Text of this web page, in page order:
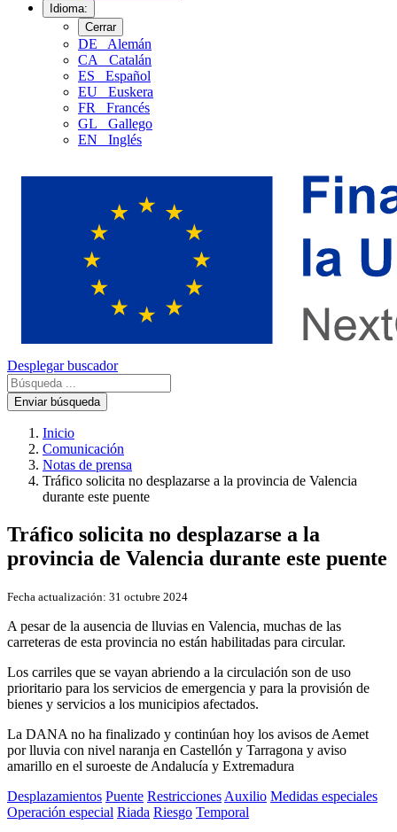
Idioma:
Cerrar
DE
Alemán
CA
Catalán
ES
Español
EU
Euskera
FR
Francés
GL
Gallego
EN
Inglés
Desplegar buscador
Enviar búsqueda
Inicio
Comunicación
Notas de prensa
Tráfico solicita no desplazarse a la provincia de Valencia
durante este puente
Tráfico solicita no desplazarse a la
provincia de Valencia durante este puente
Fecha actualización: 31 octubre 2024
A pesar de la ausencia de lluvias en Valencia, muchas de las
carreteras de esta provincia no están habilitadas para circular.
Los carriles que se vayan abriendo a la circulación son de uso
prioritario para los servicios de emergencia y para la provisión de
bienes y servicios a los municipios afectados.
La DANA no ha finalizado y continúan hoy los avisos de Aemet
por lluvia con nivel naranja en Castellón y Tarragona y aviso
amarillo en el suroeste de Andalucía y Extremadura
Desplazamientos Puente Restricciones Auxilio Medidas especiales
Operación especial Riada Riesgo Temporal